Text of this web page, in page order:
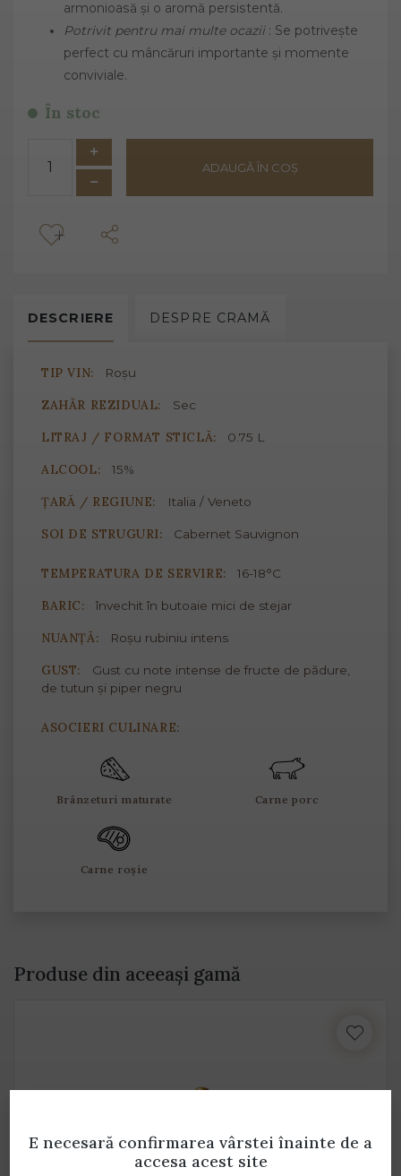
armonioasă și o aromă persistentă.
Potrivit pentru mai multe ocazii: Se potrivește
perfect cu mâncăruri importante și momente
conviviale.
În stoc
ADAUGĂ ÎN COȘ
DESCRIERE DESPRE CRAMĂ
TIP VIN: Roșu
ZAHĂR REZIDUAL: Sec
LITRAJ / FORMAT STICLĂ: 0.75 L
ALCOOL: 15%
ȚARĂ / REGIUNE: Italia / Veneto
SOI DE STRUGURI: Cabernet Sauvignon
TEMPERATURA DE SERVIRE: 16-18°C
BARIC: învechit în butoaie mici de stejar
NUANȚĂ: Roșu rubiniu intens
GUST:
Gust cu note intense de fructe de pădure,
de tutun și piper negru
ASOCIERI CULINARE:
Brânzeturi maturate Carne porc
Carne roșie
Produse din aceeași gamă
E necesară confirmarea vârstei înainte de a
accesa acest site